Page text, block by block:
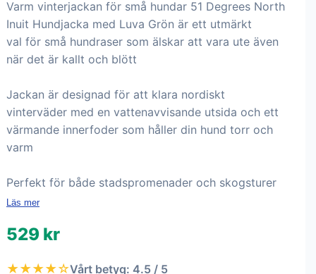
Varm vinterjackan för små hundar 51 Degrees North
Inuit Hundjacka med Luva Grön är ett utmärkt
val för små hundraser som älskar att vara ute även
när det är kallt och blött
Jackan är designad för att klara nordiskt
vinterväder med en vattenavvisande utsida och ett
värmande innerfoder som håller din hund torr och
varm
Perfekt för både stadspromenader och skogsturer
Läs mer
529 kr
★★★★☆Vårt betyg: 4.5 / 5